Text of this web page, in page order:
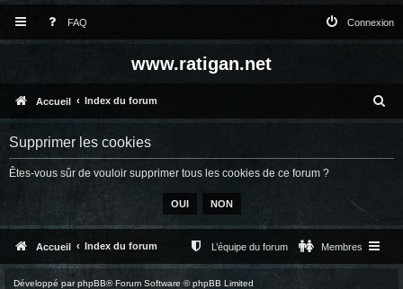
FAQ Connexion
www.ratigan.net
Accueil Index du forum
Supprimer les cookies
Êtes-vous sûr de vouloir supprimer tous les cookies de ce forum ?
Accueil Index du forum Membres
L’équipe du forum
Développé parphpBB® Forum Software © phpBB Limited